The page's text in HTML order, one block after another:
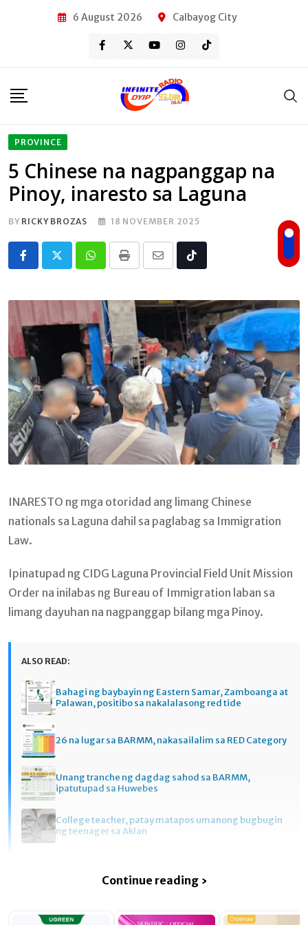
6 August 2026 Calbayog City
PROVINCE
5 Chinese na nagpanggap na
Pinoy, inaresto sa Laguna
BY RICKY BROZAS 18 NOVEMBER 2025
Whatsapp
Print
Share
Email
Tiktok
INARESTO ng mga otoridad ang limang Chinese
nationals sa Laguna dahil sa paglabag sa Immigration
Law.
Ipinatupad ng CIDG Laguna Provincial Field Unit Mission
Order na inilabas ng Bureau of Immigration laban sa
limang dayuhan na nagpanggap bilang mga Pinoy.
ALSO READ:
Bahagi ng baybayin ng Eastern Samar, Zamboanga at
Palawan, positibo sa nakalalasong red tide
26 na lugar sa BARMM, nakasailalim sa RED Category
Unang tranche ng dagdag sahod sa BARMM,
ipatutupad sa Huwebes
College teacher, patay matapos umanong bugbugin
ng teenager sa Aklan
Continue reading ›